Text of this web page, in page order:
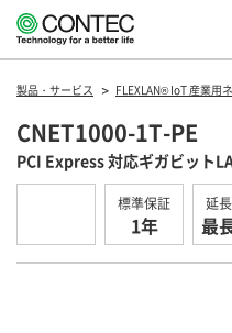
製品・サービス FLEXLAN® IoT 産業用
CNET1000-1T-PE
PCI Express 対応ギガビット
標準保証
1年
延
最